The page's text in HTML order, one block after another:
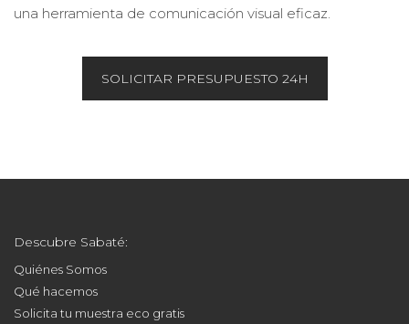
una herramienta de comunicación visual eficaz.
SOLICITAR PRESUPUESTO 24H
Descubre Sabaté:
Quiénes Somos
Qué hacemos
Solicita tu muestra eco gratis